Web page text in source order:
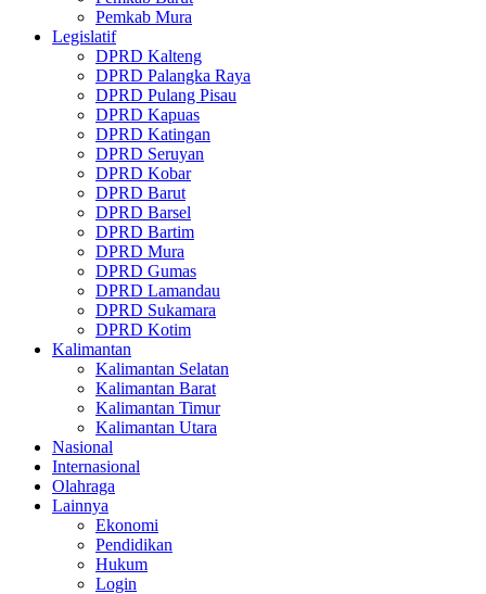
Pemkab Mura
Legislatif
DPRD Kalteng
DPRD Palangka Raya
DPRD Pulang Pisau
DPRD Kapuas
DPRD Katingan
DPRD Seruyan
DPRD Kobar
DPRD Barut
DPRD Barsel
DPRD Bartim
DPRD Mura
DPRD Gumas
DPRD Lamandau
DPRD Sukamara
DPRD Kotim
Kalimantan
Kalimantan Selatan
Kalimantan Barat
Kalimantan Timur
Kalimantan Utara
Nasional
Internasional
Olahraga
Lainnya
Ekonomi
Pendidikan
Hukum
Login